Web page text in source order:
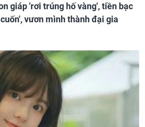
giáp 'rơi trúng hố vàng', tiền bạc
vươn mình thành đại gia